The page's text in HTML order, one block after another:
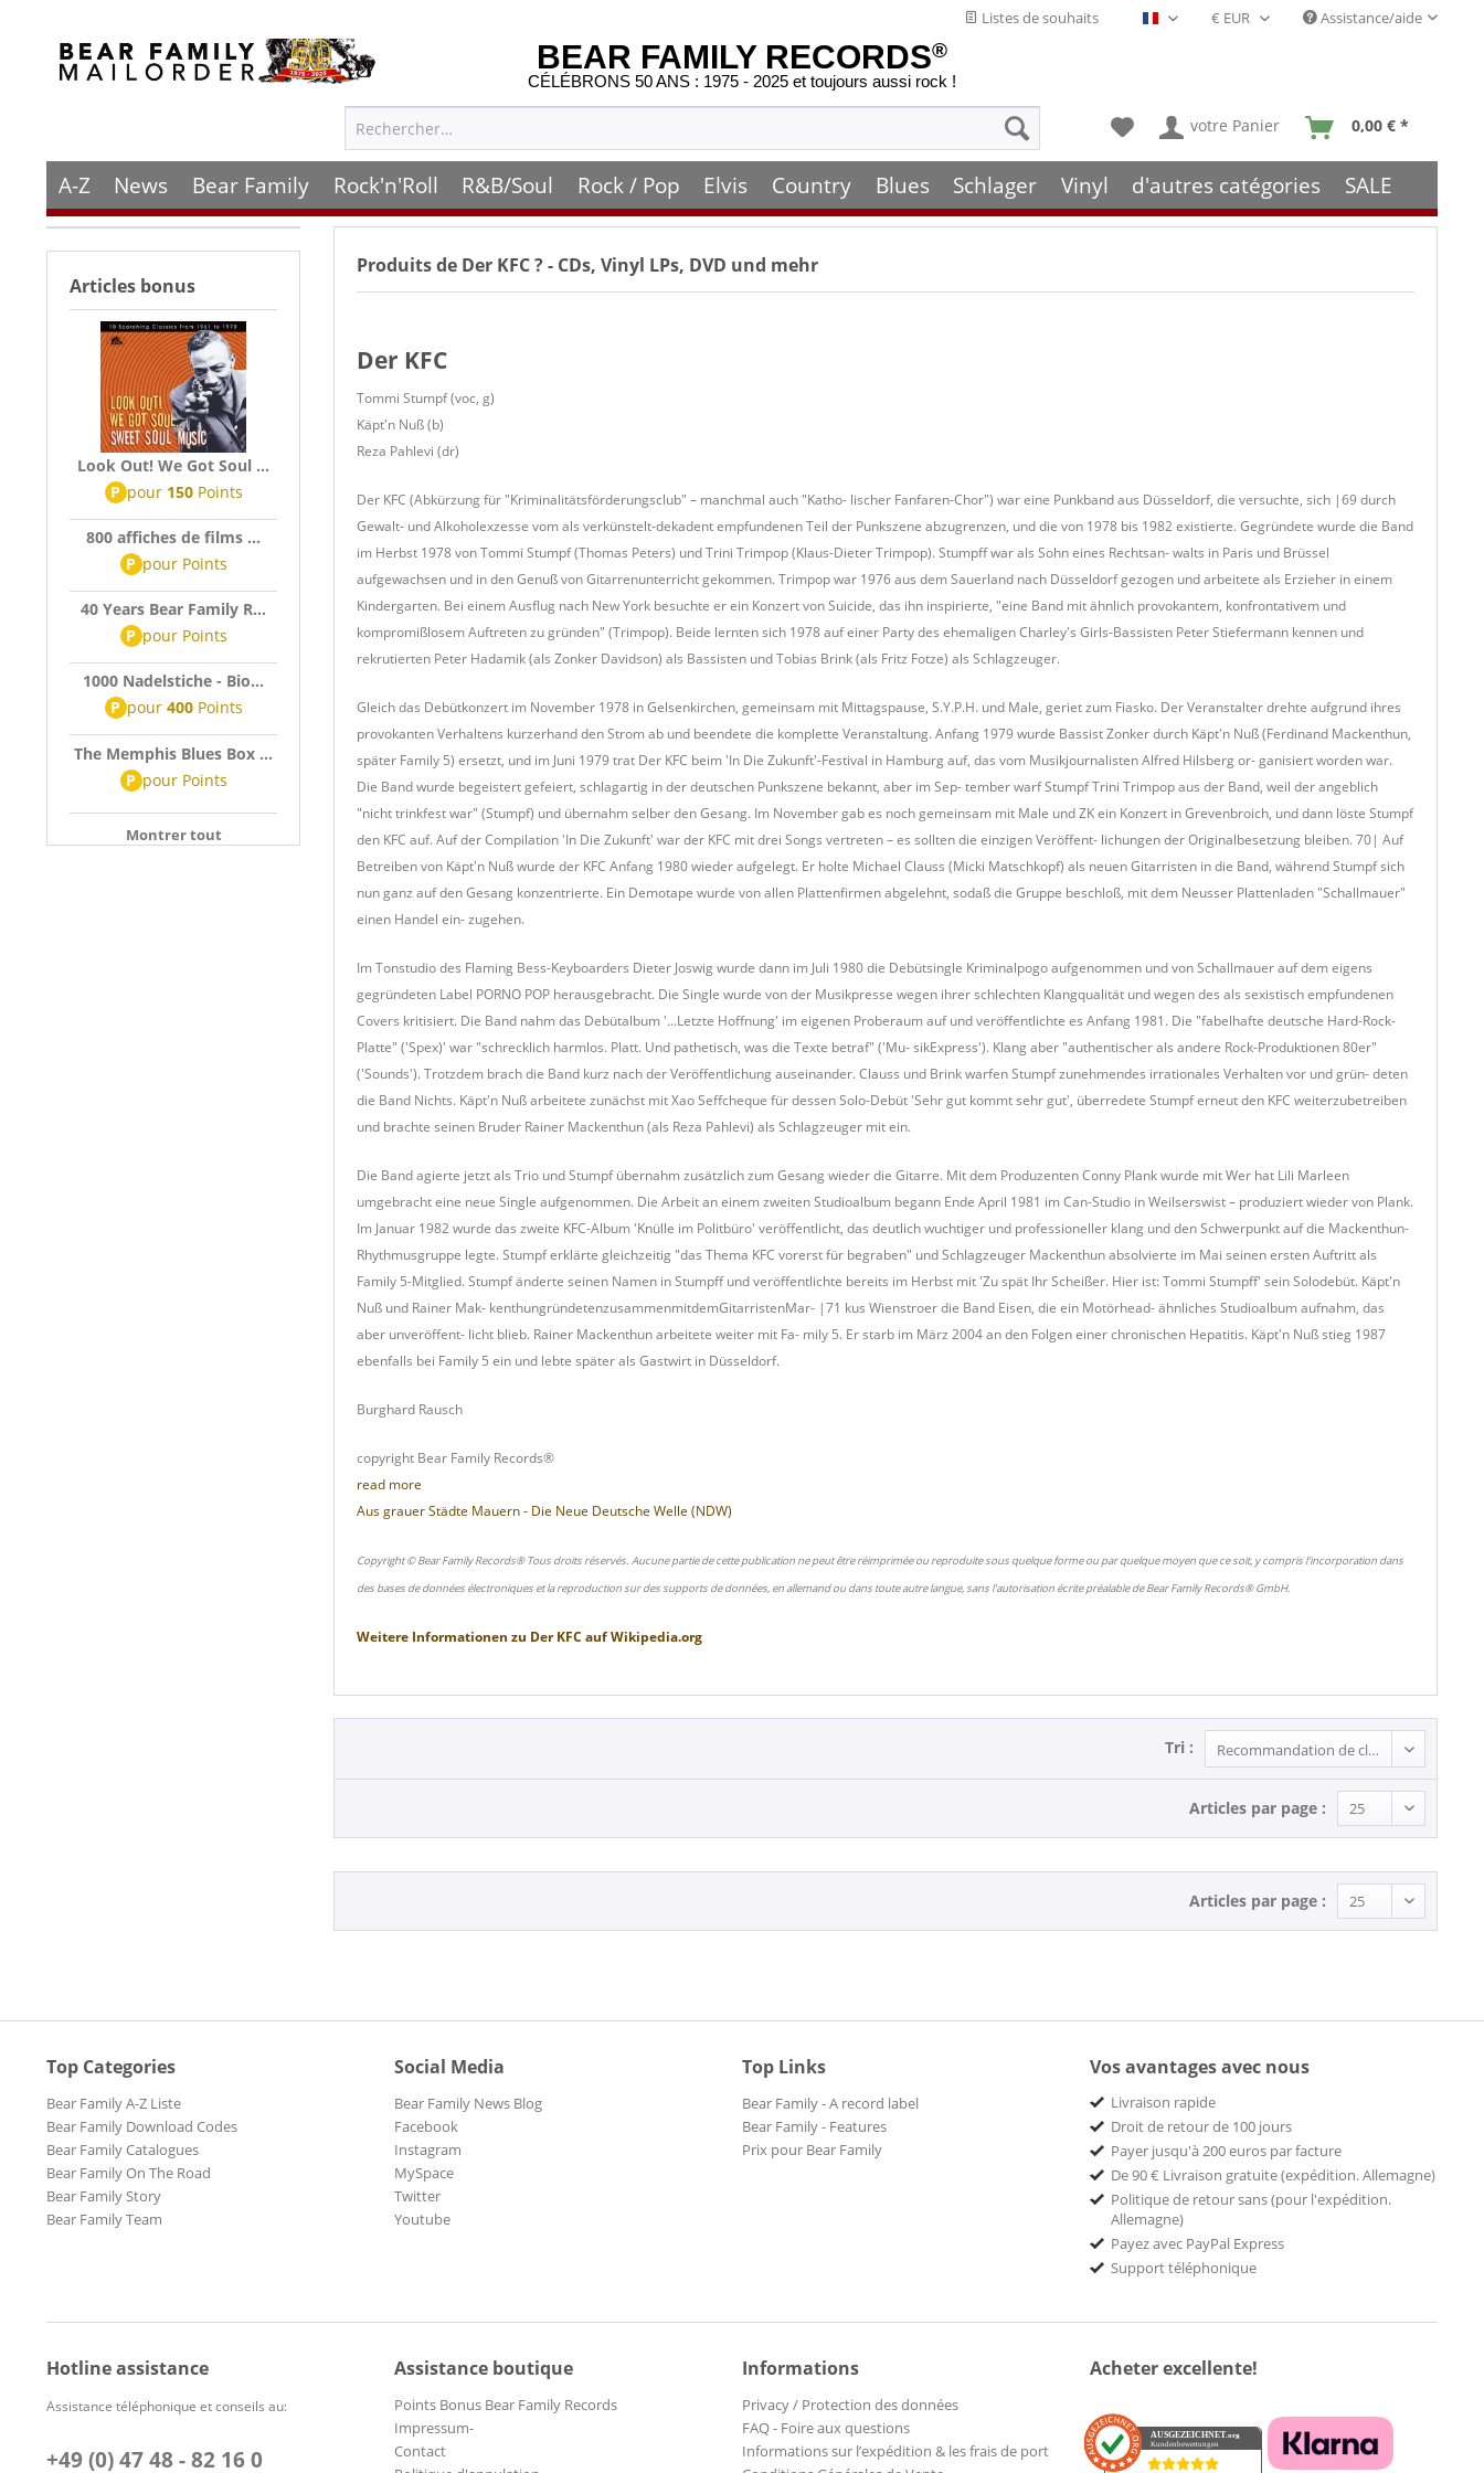
Listes de souhaits Français- FR Assistance/aide
BEAR FAMILY RECORDS®
CÉLÉBRONS 50 ANS : 1975 - 2025 et toujours aussi rock !
votre Panier 0,00 € *
A-Z News Bear Family Rock'n'Roll R&B/Soul Rock / Pop Elvis Country Blues Schlager Vinyl d'autres catégories SALE
Articles bonus
Look Out! We Got Soul ...
P pour 150Points
800 affiches de films ...
P pour Points
40 Years Bear Family R...
P pour Points
1000 Nadelstiche - Bio...
P pour 400Points
The Memphis Blues Box ...
P pour Points
Montrer tout
Produits de Der KFC? - CDs, Vinyl LPs, DVD und mehr
Der KFC
Tommi Stumpf (voc, g)
Käpt'n Nuß (b)
Reza Pahlevi (dr)
Der KFC (Abkürzung für "Kriminalitätsförderungsclub" – manchmal auch "Katho- lischer Fanfaren-Chor") war eine Punkband aus Düsseldorf, die versuchte, sich |69 durch
Gewalt- und Alkoholexzesse vom als verkünstelt-dekadent empfundenen Teil der Punkszene abzugrenzen, und die von 1978 bis 1982 existierte. Gegründete wurde die Band
im Herbst 1978 von Tommi Stumpf (Thomas Peters) und Trini Trimpop (Klaus-Dieter Trimpop). Stumpff war als Sohn eines Rechtsan- walts in Paris und Brüssel
aufgewachsen und in den Genuß von Gitarrenunterricht gekommen. Trimpop war 1976 aus dem Sauerland nach Düsseldorf gezogen und arbeitete als Erzieher in einem
Kindergarten. Bei einem Ausflug nach New York besuchte er ein Konzert von Suicide, das ihn inspirierte, "eine Band mit ähnlich provokantem, konfrontativem und
kompromißlosem Auftreten zu gründen" (Trimpop). Beide lernten sich 1978 auf einer Party des ehemaligen Charley's Girls-Bassisten Peter Stiefermann kennen und
rekrutierten Peter Hadamik (als Zonker Davidson) als Bassisten und Tobias Brink (als Fritz Fotze) als Schlagzeuger.
Gleich das Debütkonzert im November 1978 in Gelsenkirchen, gemeinsam mit Mittagspause, S.Y.P.H. und Male, geriet zum Fiasko. Der Veranstalter drehte aufgrund ihres
provokanten Verhaltens kurzerhand den Strom ab und beendete die komplette Veranstaltung. Anfang 1979 wurde Bassist Zonker durch Käpt'n Nuß (Ferdinand Mackenthun,
später Family 5) ersetzt, und im Juni 1979 trat Der KFC beim 'In Die Zukunft'-Festival in Hamburg auf, das vom Musikjournalisten Alfred Hilsberg or- ganisiert worden war.
Die Band wurde begeistert gefeiert, schlagartig in der deutschen Punkszene bekannt, aber im Sep- tember warf Stumpf Trini Trimpop aus der Band, weil der angeblich
"nicht trinkfest war" (Stumpf) und übernahm selber den Gesang. Im November gab es noch gemeinsam mit Male und ZK ein Konzert in Grevenbroich, und dann löste Stumpf
den KFC auf. Auf der Compilation 'In Die Zukunft' war der KFC mit drei Songs vertreten – es sollten die einzigen Veröffent- lichungen der Originalbesetzung bleiben. 70| Auf
Betreiben von Käpt'n Nuß wurde der KFC Anfang 1980 wieder aufgelegt. Er holte Michael Clauss (Micki Matschkopf) als neuen Gitarristen in die Band, während Stumpf sich
nun ganz auf den Gesang konzentrierte. Ein Demotape wurde von allen Plattenfirmen abgelehnt, sodaß die Gruppe beschloß, mit dem Neusser Plattenladen "Schallmauer"
einen Handel ein- zugehen.
Im Tonstudio des Flaming Bess-Keyboarders Dieter Joswig wurde dann im Juli 1980 die Debütsingle Kriminalpogo aufgenommen und von Schallmauer auf dem eigens
gegründeten Label PORNO POP herausgebracht. Die Single wurde von der Musikpresse wegen ihrer schlechten Klangqualität und wegen des als sexistisch empfundenen
Covers kritisiert. Die Band nahm das Debütalbum '...Letzte Hoffnung' im eigenen Proberaum auf und veröffentlichte es Anfang 1981. Die "fabelhafte deutsche Hard-Rock-
Platte" ('Spex)' war "schrecklich harmlos. Platt. Und pathetisch, was die Texte betraf" ('Mu- sikExpress'). Klang aber "authentischer als andere Rock-Produktionen 80er"
('Sounds'). Trotzdem brach die Band kurz nach der Veröffentlichung auseinander. Clauss und Brink warfen Stumpf zunehmendes irrationales Verhalten vor und grün- deten
die Band Nichts. Käpt'n Nuß arbeitete zunächst mit Xao Seffcheque für dessen Solo-Debüt 'Sehr gut kommt sehr gut', überredete Stumpf erneut den KFC weiterzubetreiben
und brachte seinen Bruder Rainer Mackenthun (als Reza Pahlevi) als Schlagzeuger mit ein.
Die Band agierte jetzt als Trio und Stumpf übernahm zusätzlich zum Gesang wieder die Gitarre. Mit dem Produzenten Conny Plank wurde mit Wer hat Lili Marleen
umgebracht eine neue Single aufgenommen. Die Arbeit an einem zweiten Studioalbum begann Ende April 1981 im Can-Studio in Weilserswist – produziert wieder von Plank.
Im Januar 1982 wurde das zweite KFC-Album 'Knülle im Politbüro' veröffentlicht, das deutlich wuchtiger und professioneller klang und den Schwerpunkt auf die Mackenthun-
Rhythmusgruppe legte. Stumpf erklärte gleichzeitig "das Thema KFC vorerst für begraben" und Schlagzeuger Mackenthun absolvierte im Mai seinen ersten Auftritt als
Family 5-Mitglied. Stumpf änderte seinen Namen in Stumpff und veröffentlichte bereits im Herbst mit 'Zu spät Ihr Scheißer. Hier ist: Tommi Stumpff' sein Solodebüt. Käpt'n
Nuß und Rainer Mak- kenthungründetenzusammenmitdemGitarristenMar- |71 kus Wienstroer die Band Eisen, die ein Motörhead- ähnliches Studioalbum aufnahm, das
aber unveröffent- licht blieb. Rainer Mackenthun arbeitete weiter mit Fa- mily 5. Er starb im März 2004 an den Folgen einer chronischen Hepatitis. Käpt'n Nuß stieg 1987
ebenfalls bei Family 5 ein und lebte später als Gastwirt in Düsseldorf.
Burghard Rausch
copyright Bear Family Records®
read more
Aus grauer Städte Mauern - Die Neue Deutsche Welle (NDW)
Copyright © Bear Family Records® Tous droits réservés. Aucune partie de cette publication ne peut être réimprimée ou reproduite sous quelque forme ou par quelque moyen que ce soit, y compris l'incorporation dans
des bases de données électroniques et la reproduction sur des supports de données, en allemand ou dans toute autre langue, sans l'autorisation écrite préalable de Bear Family Records® GmbH.
Weitere Informationen zu Der KFC aufWikipedia.org
Tri :
Articles par page :
Articles par page :
Top Categories
Bear Family A-Z Liste
Bear Family Download Codes
Bear Family Catalogues
Bear Family On The Road
Bear Family Story
Bear Family Team
Social Media
Bear Family News Blog
Facebook
Instagram
MySpace
Twitter
Youtube
Top Links
Bear Family - A record label
Bear Family - Features
Prix pour Bear Family
Vos avantages avec nous
Livraison rapide
Droit de retour de 100 jours
Payer jusqu'à 200 euros par facture
De 90 € Livraison gratuite (expédition. Allemagne)
Politique de retour sans (pour l'expédition.
Allemagne)
Payez avec PayPal Express
Support téléphonique
Hotline assistance
Assistance téléphonique et conseils au:
+49 (0) 47 48 - 82 16 0
Assistance boutique
Points Bonus Bear Family Records
Impressum-
Contact
Informations
Privacy / Protection des données
FAQ - Foire aux questions
Informations sur l’expédition & les frais de port
Acheter excellente!
AUSGEZEICHNET.org
Kundenbewertungen